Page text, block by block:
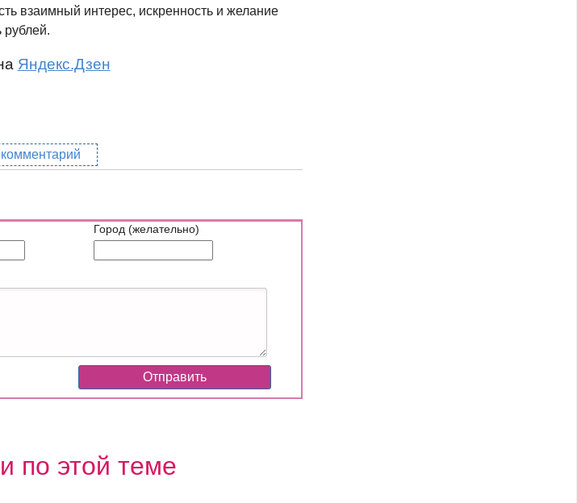
взаимный интерес, искренность и желание
рублей.
Яндекс.Дзен
Город (желательно)
по этой теме